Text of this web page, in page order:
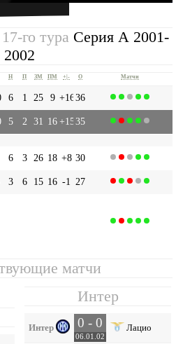
го тура Серия А 2001-
2002
Н П ЗМ ПМ +|- О Матчи
6 1 25 9 +1636
5 2 31 16+1535
6 3 26 18 +8 30
3 6 15 16 -1
27
матчи
Интер
Интер 0 - 0
06.01.02
Лацио